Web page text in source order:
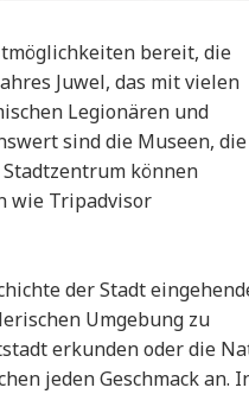
bereit, die
Juwel, das mit vielen
Legionären und
sind die Museen, die
können
wie Tripadvisor
der Stadt
Umgebung zu
erkunden oder die
jeden Geschmack an.